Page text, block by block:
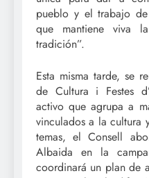
pueblo y el trabajo
que mantiene viva
tradición”.
Esta misma tarde, se
de Cultura i Festes
activo que agrupa a
vinculados a la cultura
temas, el Consell
Albaida en la
coordinará un plan de